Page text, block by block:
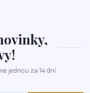
jednou za 14 dní.